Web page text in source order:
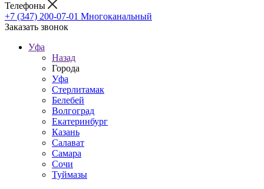
Телефоны
+7 (347) 200-07-01 Многоканальный
Заказать звонок
Уфа
Назад
Города
Уфа
Стерлитамак
Белебей
Волгоград
Екатеринбург
Казань
Салават
Самара
Сочи
Туймазы